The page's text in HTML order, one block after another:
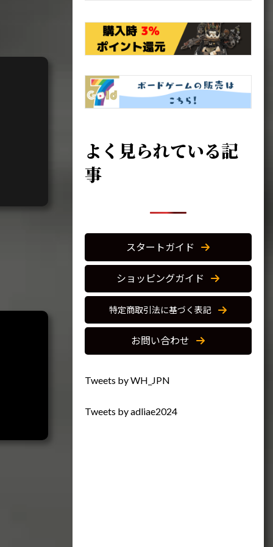
よく見られている記
事
スタートガイド
ショッピングガイド
特定商取引法に基づく表記
お問い合わせ
Tweets by WH_JPN
Tweets by adliae2024